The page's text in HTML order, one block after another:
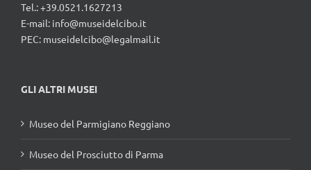
Tel.: +39.0521.1627213
E-mail: info@museidelcibo.it
PEC: museidelcibo@legalmail.it
GLI ALTRI MUSEI
Museo del Parmigiano Reggiano
Museo del Prosciutto di Parma